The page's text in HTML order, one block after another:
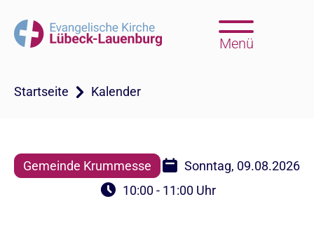
Menü
Startseite Kalender
Gemeinde Krummesse
Sonntag, 09.08.2026
10:00 - 11:00 Uhr